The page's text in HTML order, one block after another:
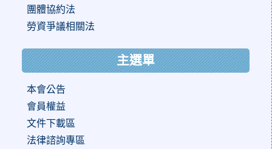
團體協約法
勞資爭議相關法
主選單
本會公告
會員權益
文件下載區
法律諮詢專區